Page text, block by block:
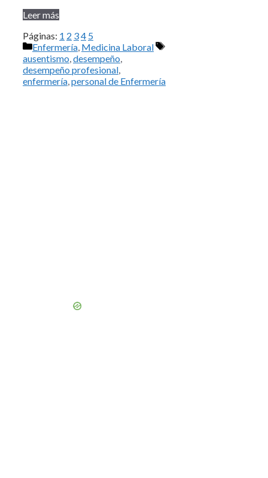
Leer más
Páginas: 1 2 34 5
Categorías
Enfermería, Medicina Laboral
Etiquetas
ausentismo,desempeño,
desempeño profesional,
enfermería,personal de Enfermería